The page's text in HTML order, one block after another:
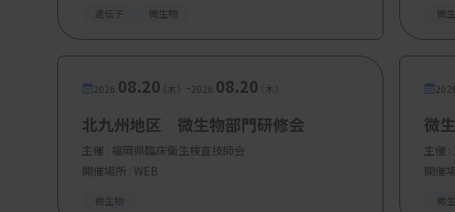
ところ、大阪大学大学院医学系研究科感染制御学講座の忽那
き、大阪大学に移籍することにしました。
8歳から野球を始め、中学・高校と野球を続けました。大学
に所属し（いわゆる草野球）、毎週末は試合をしていました
遺伝子 微生物 微
2026. 08.20（木） -2026. 08.20（木）
北九州地区 微生物部門研修会
主催 : 福岡県臨床衛生検査技師会
開催場所 : WEB
微生物
微
主催 :
開催
微